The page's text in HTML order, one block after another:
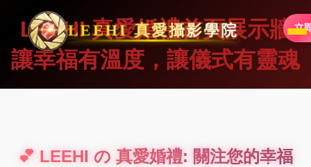
LEEHI 真愛攝影學院
LEEHI 真愛婚禮首頁展示牆
讓幸福有溫度，讓儀式有靈魂
💕 LEEHI の 真愛婚禮: 關注您的幸福
立